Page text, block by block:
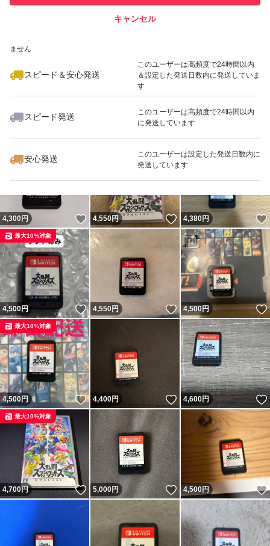
ません
スピード＆安心発送
このユーザーは高頻度で24時間以内
＆設定した発送日数内に発送していま
す
スピード発送
このユーザーは高頻度で24時間以内
に発送しています
安心発送
このユーザーは設定した発送日数内に
発送しています
キャンセル
いいね！
4,500
4,300円 いいね！
4,550円 いいね！
4,380円
4,500円 いいね！
最大10%対象
4,550円 いいね！
4,500円
4,500円 いいね！
最大10%対象
4,400円 いいね！
4,600円
4,700円 いいね！
最大10%対象
5,000円 いいね！
4,500円